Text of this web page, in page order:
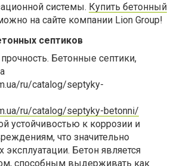
системы. Купить бетонный
на сайте компании Lion Group!
септиков
Бетонные септики,
ru/catalog/septyky-
ru/catalog/septyky-betonni/
устойчивостью к коррозии и
что значительно
эксплуатации. Бетон является
способным выдерживать как